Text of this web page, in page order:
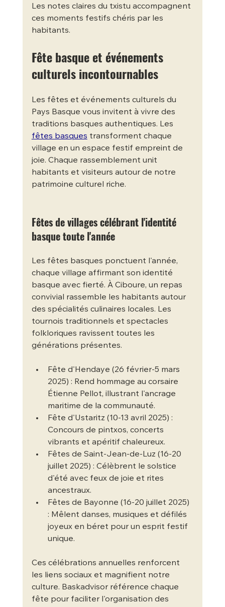
Les notes claires du txistu accompagnent
ces moments festifs chéris par les
habitants.
Fête basque et événements
culturels incontournables
Les fêtes et événements culturels du
Pays Basque vous invitent à vivre des
traditions basques authentiques. Les
fêtes basques transforment chaque
village en un espace festif empreint de
joie. Chaque rassemblement unit
habitants et visiteurs autour de notre
patrimoine culturel riche.
Fêtes de villages célébrant l'identité
basque toute l'année
Les fêtes basques ponctuent l'année,
chaque village affirmant son identité
basque avec fierté. À Ciboure, un repas
convivial rassemble les habitants autour
des spécialités culinaires locales. Les
tournois traditionnels et spectacles
folkloriques ravissent toutes les
générations présentes.
Fête d'Hendaye (26 février-5 mars
2025) : Rend hommage au corsaire
Étienne Pellot, illustrant l'ancrage
maritime de la communauté.
Fête d'Ustaritz (10-13 avril 2025) :
Concours de pintxos, concerts
vibrants et apéritif chaleureux.
Fêtes de Saint-Jean-de-Luz (16-20
juillet 2025) : Célèbrent le solstice
d'été avec feux de joie et rites
ancestraux.
Fêtes de Bayonne (16-20 juillet 2025)
: Mêlent danses, musiques et défilés
joyeux en béret pour un esprit festif
unique.
Ces célébrations annuelles renforcent
les liens sociaux et magnifient notre
culture. Baskadvisor référence chaque
fête pour faciliter l'organisation des